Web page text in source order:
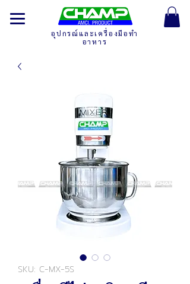
อุปกรณ์และเครื่องมือทำ
อาหาร
SKU: C-MX-5S